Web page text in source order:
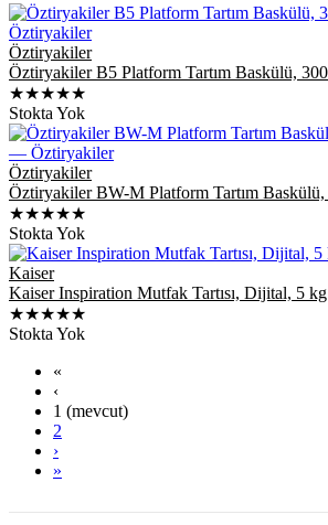
Öztiryakiler
Öztiryakiler B5 Platform Tartım Baskülü,
★★★★★
Stokta Yok
Öztiryakiler
Öztiryakiler BW-M Platform Tartım
★★★★★
Stokta Yok
Kaiser
Kaiser Inspiration Mutfak Tartısı, Dijital, 5 kg
★★★★★
Stokta Yok
«
‹
1 (mevcut)
2
›
»